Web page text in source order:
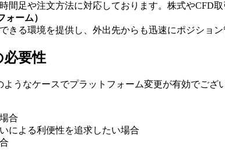
間足や注文方法に対応しております。株式やCFD
ーム）
きる環境を提供し、外出先からも迅速にポジション
要性
うなケースでプラットフォーム変更が有効でござ
合
による利便性を追求したい場合